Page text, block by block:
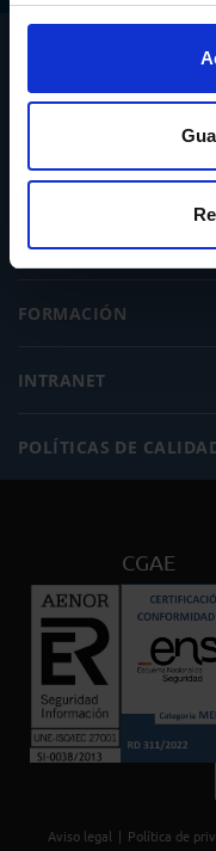
SERVICIOS
ACTUALIDAD
PUBLICACIONES
FORMACIÓN
INTRANET
POLÍTICAS DE
CGAE
Aviso legal Política de